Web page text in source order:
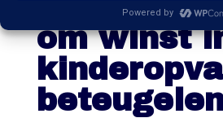
minder
om winst